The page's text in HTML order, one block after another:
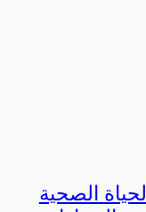
الصحية